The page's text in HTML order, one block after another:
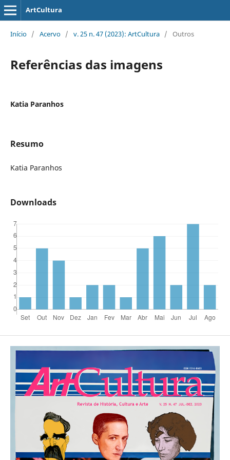
ArtCultura
Início / Acervo / v. 25 n. 47 (2023): ArtCultura / Outros
Referências das imagens
Katia Paranhos
Resumo
Katia Paranhos
Downloads